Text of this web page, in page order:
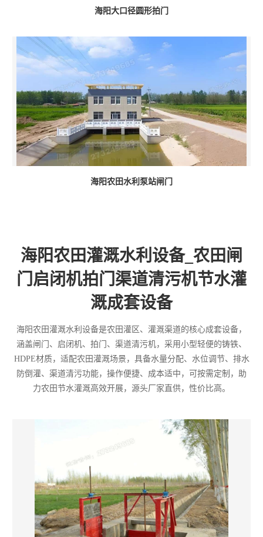
海阳大口径圆形拍门
海阳农田水利泵站闸门
海阳农田灌溉水利设备_农田闸
门启闭机拍门渠道清污机节水灌
溉成套设备
海阳农田灌溉水利设备是农田灌区、灌溉渠道的核心成套设备，
涵盖闸门、启闭机、拍门、渠道清污机，采用小型轻便的铸铁、
HDPE材质，适配农田灌溉场景，具备水量分配、水位调节、排水
防倒灌、渠道清污功能，操作便捷、成本适中，可按需定制，助
力农田节水灌溉高效开展，源头厂家直供，性价比高。